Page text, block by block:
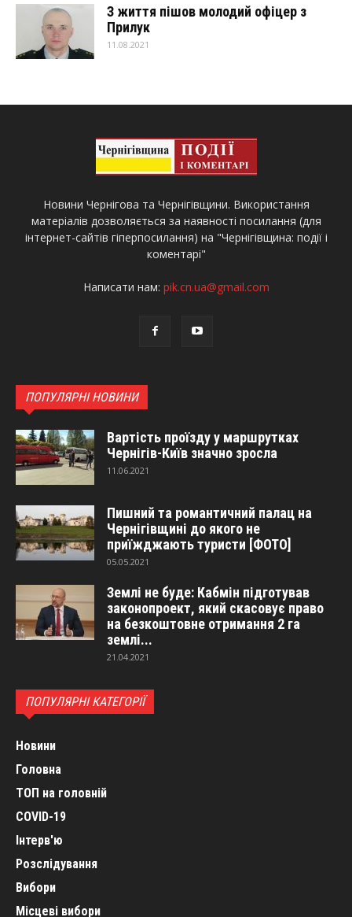
З життя пішов молодий офіцер з
Прилук
11.08.2021
Новини Чернігова та Чернігівщини. Використання
матеріалів дозволяється за наявності посилання (для
інтернет-сайтів гіперпосилання) на "Чернігівщина: події і
коментарі"
Написати нам: pik.cn.ua@gmail.com
ПОПУЛЯРНІ НОВИНИ
Вартість проїзду у маршрутках
Чернігів-Київ значно зросла
11.06.2021
Пишний та романтичний палац на
Чернігівщині до якого не
приїжджають туристи [ФОТО]
05.05.2021
Землі не буде: Кабмін підготував
законопроект, який скасовує право
на безкоштовне отримання 2 га
землі...
21.04.2021
ПОПУЛЯРНІ КАТЕГОРІЇ
Новини
Головна
ТОП на головній
COVID-19
Інтерв'ю
Розслідування
Вибори
Місцеві вибори